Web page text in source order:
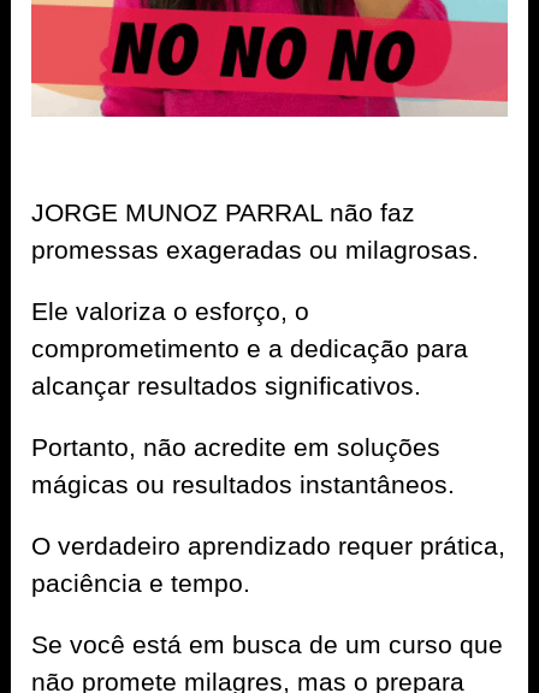
JORGE MUNOZ PARRAL não faz
promessas exageradas ou milagrosas.
Ele valoriza o esforço, o
comprometimento e a dedicação para
alcançar resultados significativos.
Portanto, não acredite em soluções
mágicas ou resultados instantâneos.
O verdadeiro aprendizado requer prática,
paciência e tempo.
Se você está em busca de um curso que
não promete milagres, mas o prepara